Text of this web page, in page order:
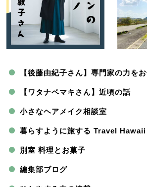
【後藤由紀子さん】専門家の力を
【ワタナベマキさん】近頃の話
小さなヘアメイク相談室
暮らすように旅する Travel Hawaii
別室 料理とお菓子
編集部ブログ